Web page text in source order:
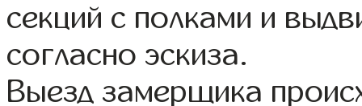
секций с полками и
согласно эскиза.
Выезд замерщика